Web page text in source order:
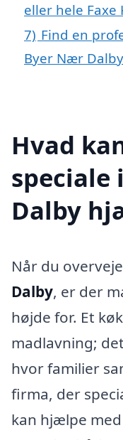
eller hele Faxe
7) Find en
Byer Nær Dalby
Hvad
speciale
Dalby
Når du
Dalby, er der
højde for. Et
madlavning;
hvor familier
firma, der
kan hjælpe